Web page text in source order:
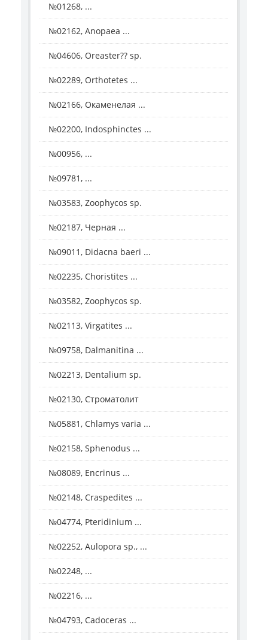
№01268, ...
№02162, Anopaea ...
№04606, Oreaster?? sp.
№02289, Orthotetes ...
№02166, Окаменелая ...
№02200, Indosphinctes ...
№00956, ...
№09781, ...
№03583, Zoophycos sp.
№02187, Черная ...
№09011, Didacna baeri ...
№02235, Choristites ...
№03582, Zoophycos sp.
№02113, Virgatites ...
№09758, Dalmanitina ...
№02213, Dentalium sp.
№02130, Строматолит
№05881, Chlamys varia ...
№02158, Sphenodus ...
№08089, Encrinus ...
№02148, Craspedites ...
№04774, Pteridinium ...
№02252, Aulopora sp., ...
№02248, ...
№02216, ...
№04793, Cadoceras ...